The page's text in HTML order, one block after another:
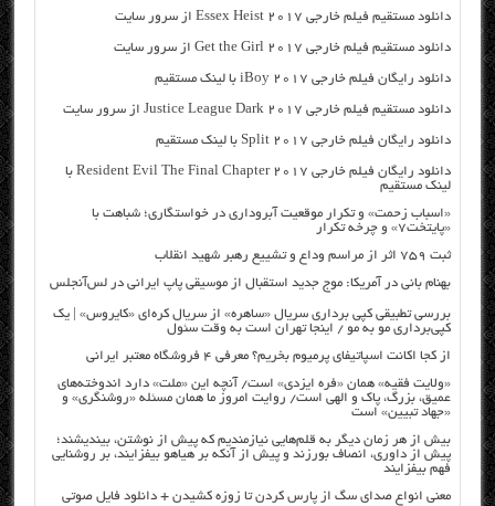
دانلود مستقیم فیلم خارجی Essex Heist 2017 از سرور سایت
دانلود مستقیم فیلم خارجی Get the Girl 2017 از سرور سایت
دانلود رایگان فیلم خارجی iBoy 2017 با لینک مستقیم
دانلود مستقیم فیلم خارجی Justice League Dark 2017 از سرور سایت
دانلود رایگان فیلم خارجی Split 2017 با لینک مستقیم
دانلود رایگان فیلم خارجی Resident Evil The Final Chapter 2017 با
لینک مستقیم
«اسباب زحمت» و تکرار موقعیت آبروداری در خواستگاری؛ شباهت با
«پایتخت۷» و چرخه تکرار
ثبت ۷۵۹ اثر از مراسم وداع و تشییع رهبر شهید انقلاب
بهنام بانی در آمریکا: موج جدید استقبال از موسیقی پاپ ایرانی در لس‌آنجلس
بررسی تطبیقی کپی برداری سریال «ساهره» از سریال کره‌ای «کایروس» | یک
کپی‌برداری مو به مو / اینجا تهران است به وقت سئول
از کجا اکانت اسپاتیفای پرمیوم بخریم؟ معرفی ۴ فروشگاه معتبر ایرانی
«ولایت فقیه» همان «فره ایزدی» است/ آنچه این «ملت» دارد اندوخته‌های
عمیق، بزرگ، پاک و الهی است/ روایت امروز ما همان مسئله «روشنگری» و
«جهاد تبیین» است
بیش از هر زمان دیگر به قلم‌هایی نیازمندیم که پیش از نوشتن، بیندیشند؛
پیش از داوری، انصاف بورزند و پیش از آنکه بر هیاهو بیفزایند، بر روشنایی
فهم بیفزایند
معنی انواع صدای سگ از پارس کردن تا زوزه کشیدن + دانلود فایل صوتی